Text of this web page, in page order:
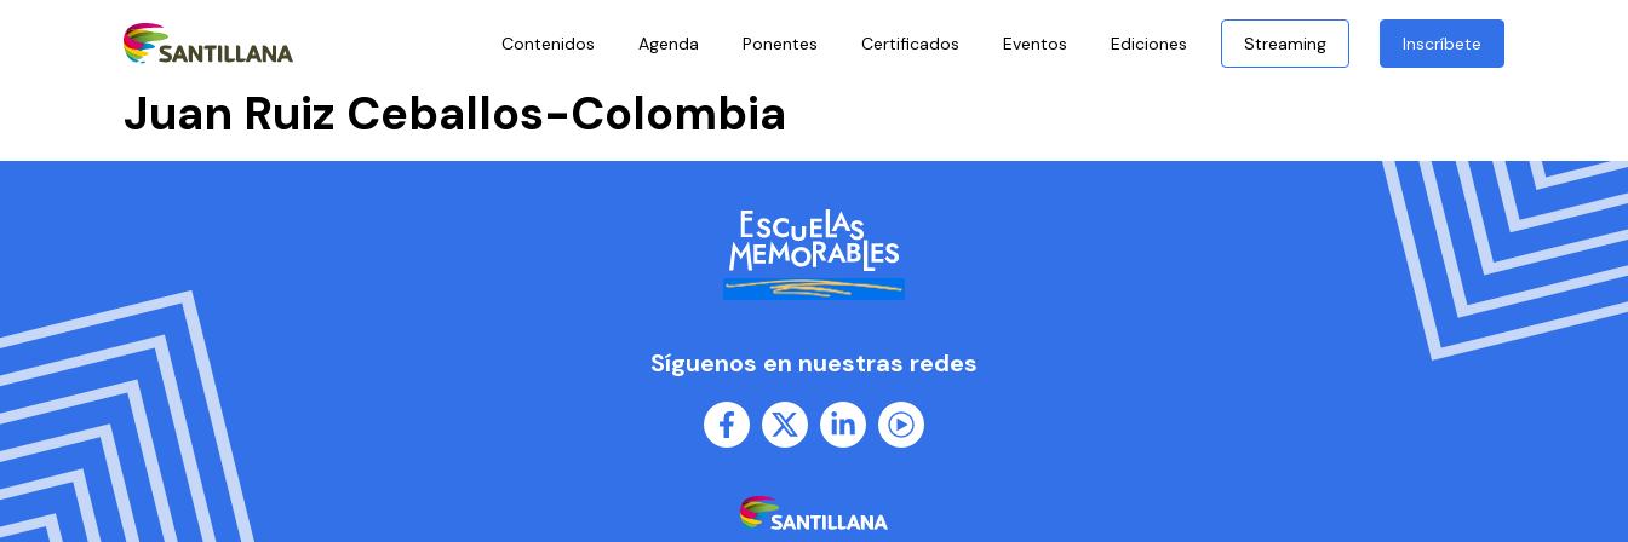
Contenidos Agenda Ponentes Certificados Eventos Ediciones Streaming Inscríbete
Juan Ruiz Ceballos-Colombia
Síguenos en nuestras redes